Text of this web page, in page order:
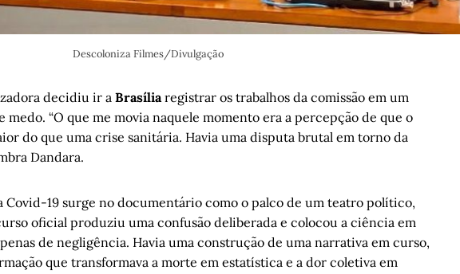
Descoloniza Filmes/Divulgação
decidiu ir a Brasília registrar os trabalhos da comissão em um
“O que me movia naquele momento era a percepção de que o
do que uma crise sanitária. Havia uma disputa brutal em torno da
Dandara.
Covid-19 surge no documentário como o palco de um teatro político,
oficial produziu uma confusão deliberada e colocou a ciência em
de negligência. Havia uma construção de uma narrativa em curso,
que transformava a morte em estatística e a dor coletiva em